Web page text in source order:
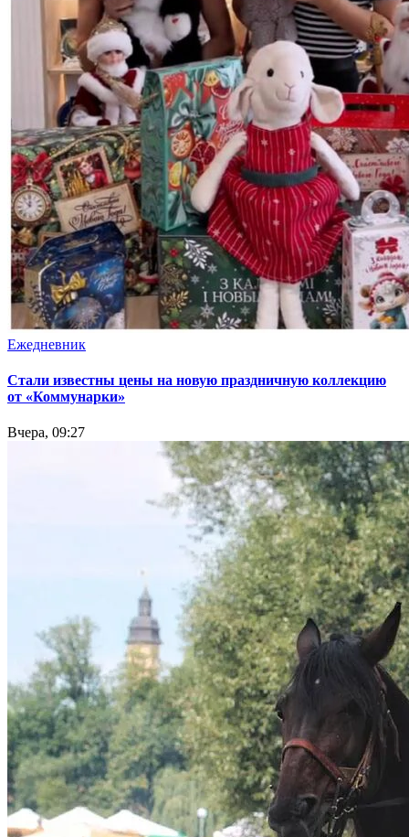
Ежедневник
Стали известны цены на новую праздничную коллекцию
от «Коммунарки»
Вчера, 09:27